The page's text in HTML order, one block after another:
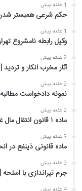
1 هفته پیش
حکم شرعی همبستر
1 هفته پیش
وکیل رابطه نامشروع
2 هفته پیش
آثار مخرب انکار و
2 هفته پیش
نمونه دادخواست مطالبه
2 هفته پیش
ماده ۱ قانون انتقال مال غیر | تحلیل و تفسیر جامع حقوقی
3 هفته پیش
ماده قانونی ذینفع در
3 هفته پیش
جرم تیراندازی با
4 هفته پیش